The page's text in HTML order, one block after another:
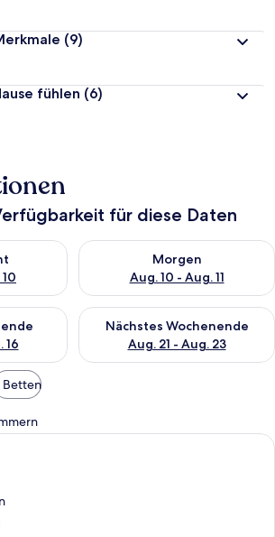
(9)
fühlen (6)
für diese Daten
für heute Nacht, Aug. 9 - Aug.
Morgen
Aug. 10 - Aug. 11
Überprüfe die Verfügbarkeit
16
für dieses Wochenende, Aug. 14
Nächstes Wochenende
Aug. 21 - Aug. 23
Überprüfe die Verfügbarkeit
Betten
Schreibtisch, kostenloses WLAN,